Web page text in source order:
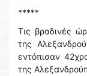
*****
Τις βραδινές
της
εντόπισαν
της